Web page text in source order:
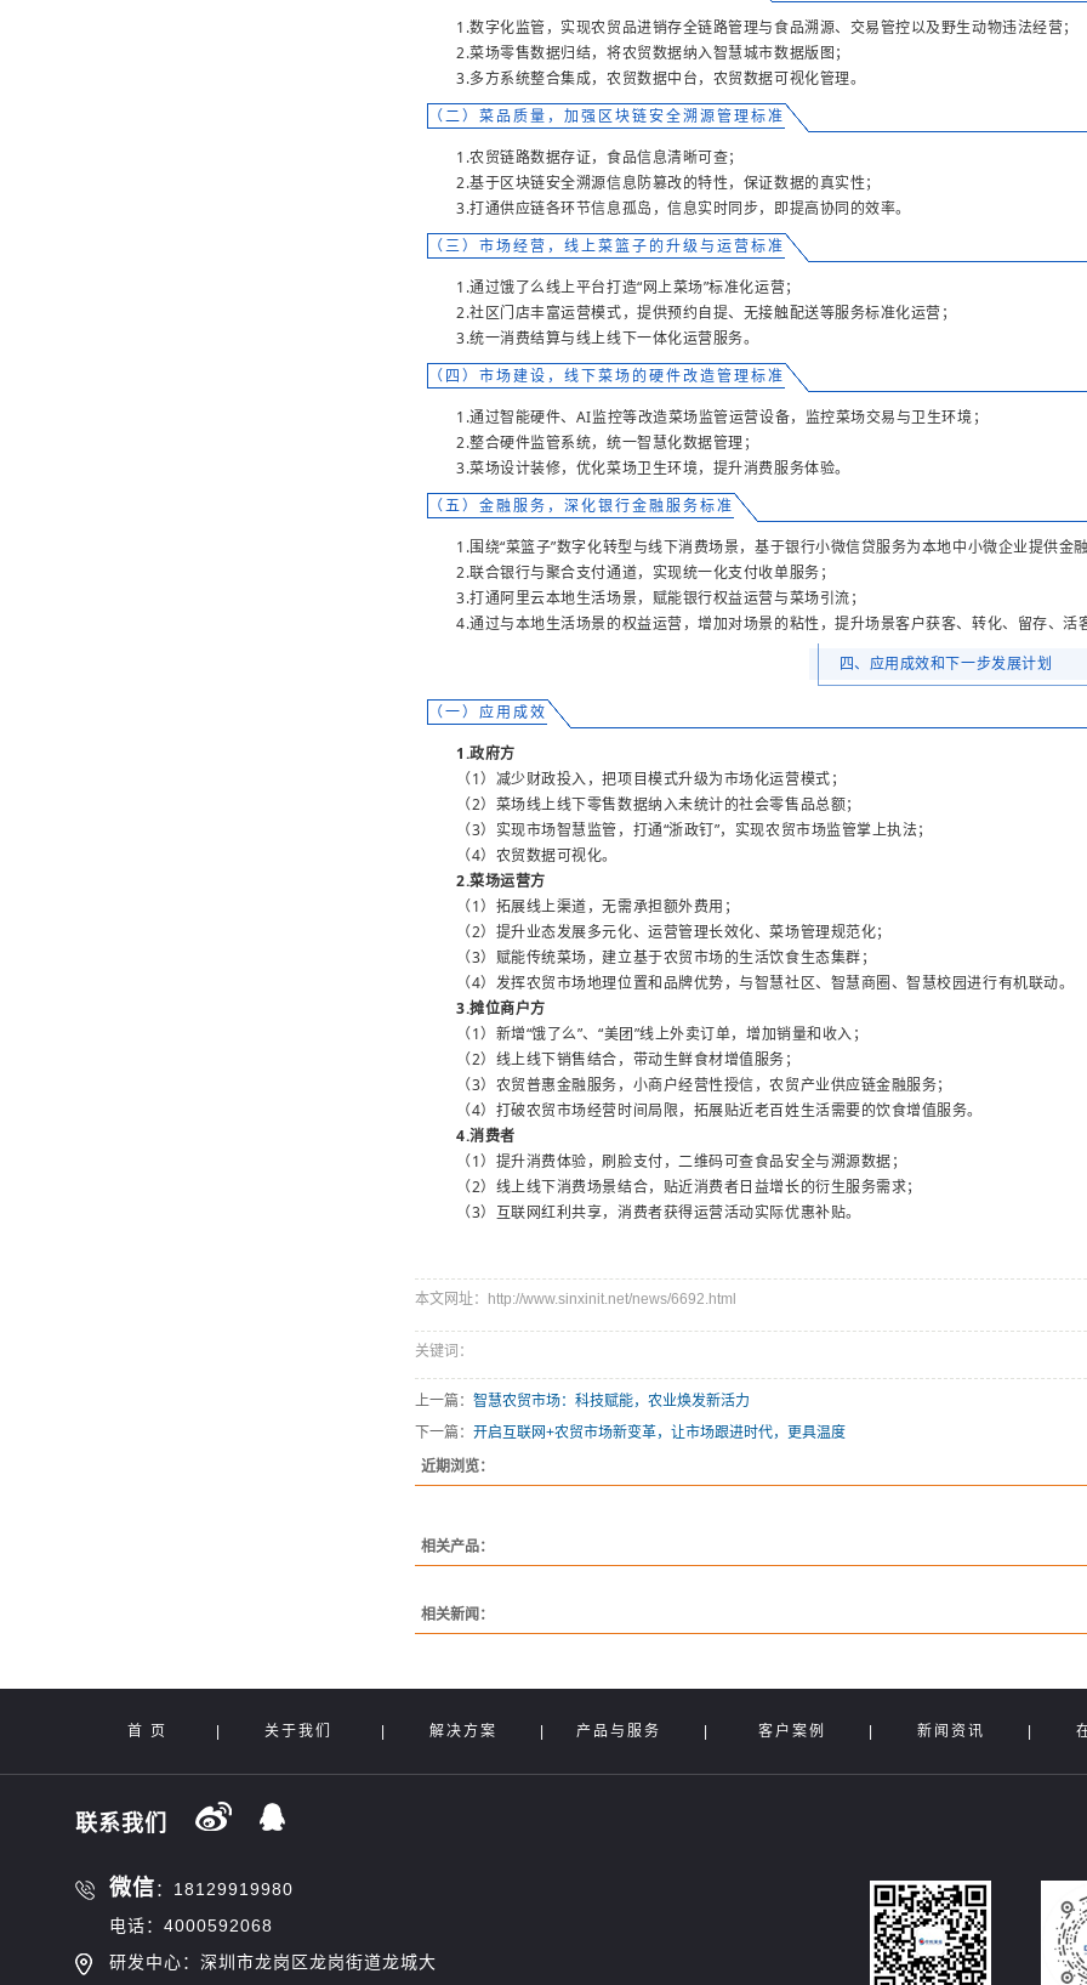
1.数字化监管，实现农贸品进销存全链路管理与食品溯源、交易管控以及野生动物违法经营；
2.菜场零售数据归结，将农贸数据纳入智慧城市数据版图；
3.多方系统整合集成，农贸数据中台，农贸数据可视化管理。
（二）菜品质量，加强区块链安全溯源管理标准
1.农贸链路数据存证，食品信息清晰可查；
2.基于区块链安全溯源信息防篡改的特性，保证数据的真实性；
3.打通供应链各环节信息孤岛，信息实时同步，即提高协同的效率。
（三）市场经营，线上菜篮子的升级与运营标准
1.通过饿了么线上平台打造“网上菜场”标准化运营；
2.社区门店丰富运营模式，提供预约自提、无接触配送等服务标准化运营；
3.统一消费结算与线上线下一体化运营服务。
（四）市场建设，线下菜场的硬件改造管理标准
1.通过智能硬件、AI监控等改造菜场监管运营设备，监控菜场交易与卫生环境；
2.整合硬件监管系统，统一智慧化数据管理；
3.菜场设计装修，优化菜场卫生环境，提升消费服务体验。
（五）金融服务，深化银行金融服务标准
1.围绕“菜篮子”数字化转型与线下消费场景，基于银行小微信贷服务为本地中小微企业提供金融
2.联合银行与聚合支付通道，实现统一化支付收单服务；
3.打通阿里云本地生活场景，赋能银行权益运营与菜场引流；
4.通过与本地生活场景的权益运营，增加对场景的粘性，提升场景客户获客、转化、留存、活
四、应用成效和下一步发展计划
（一）应用成效
1.政府方
（1）减少财政投入，把项目模式升级为市场化运营模式；
（2）菜场线上线下零售数据纳入未统计的社会零售品总额；
（3）实现市场智慧监管，打通“浙政钉”，实现农贸市场监管掌上执法；
（4）农贸数据可视化。
2.菜场运营方
（1）拓展线上渠道，无需承担额外费用；
（2）提升业态发展多元化、运营管理长效化、菜场管理规范化；
（3）赋能传统菜场，建立基于农贸市场的生活饮食生态集群；
（4）发挥农贸市场地理位置和品牌优势，与智慧社区、智慧商圈、智慧校园进行有机联动。
3.摊位商户方
（1）新增“饿了么”、“美团”线上外卖订单，增加销量和收入；
（2）线上线下销售结合，带动生鲜食材增值服务；
（3）农贸普惠金融服务，小商户经营性授信，农贸产业供应链金融服务；
（4）打破农贸市场经营时间局限，拓展贴近老百姓生活需要的饮食增值服务。
4.消费者
（1）提升消费体验，刷脸支付，二维码可查食品安全与溯源数据；
（2）线上线下消费场景结合，贴近消费者日益增长的衍生服务需求；
（3）互联网红利共享，消费者获得运营活动实际优惠补贴。
本文网址：http://www.sinxinit.net/news/6692.html
关键词：
上一篇： 智慧农贸市场：科技赋能，农业焕发新活力
下一篇： 开启互联网+农贸市场新变革，让市场跟进时代，更具温度
近期浏览：
相关产品：
相关新闻：
首 页 关于我们 解决方案 产品与服务 客户案例 新闻资讯
联系我们
微信：18129919980
电话：4000592068
研发中心：深圳市龙岗区龙岗街道龙城大